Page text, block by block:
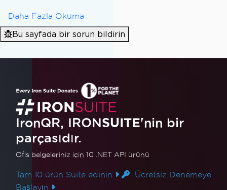
Daha Fazla Okuma
Bu sayfada bir sorun bildirin
IronQR, IRONSUITE'nin bir
parçasıdır.
Ofis belgeleriniz için 10 .NET API ürünü
Tam 10 ürün Suite edinin
Ücretsiz Denemeye
Başlayın